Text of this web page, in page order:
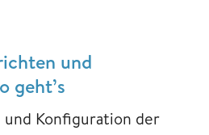
und
geht’s
und Konfiguration der